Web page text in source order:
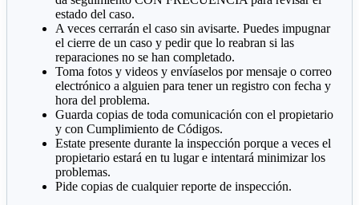
estado del caso.
A veces cerrarán el caso sin avisarte. Puedes impugnar
el cierre de un caso y pedir que lo reabran si las
reparaciones no se han completado.
Toma fotos y videos y envíaselos por mensaje o correo
electrónico a alguien para tener un registro con fecha y
hora del problema.
Guarda copias de toda comunicación con el propietario
y con Cumplimiento de Códigos.
Estate presente durante la inspección porque a veces el
propietario estará en tu lugar e intentará minimizar los
problemas.
Pide copias de cualquier reporte de inspección.